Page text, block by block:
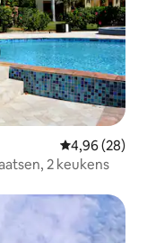
Gemiddelde
4,96 (28)
2 keukens